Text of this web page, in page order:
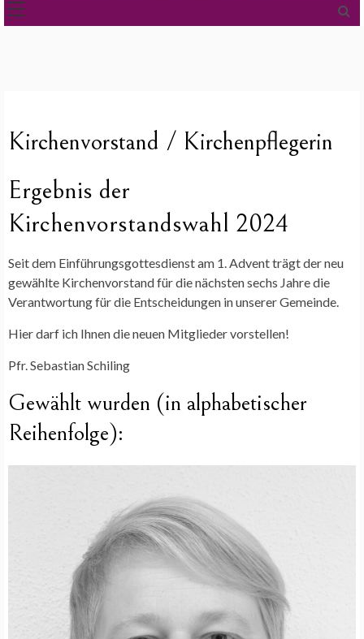
Kirchenvorstand / Kirchenpflegerin
Ergebnis der
Kirchenvorstandswahl 2024
Seit dem Einführungsgottesdienst am 1. Advent trägt der neu
gewählte Kirchenvorstand für die nächsten sechs Jahre die
Verantwortung für die Entscheidungen in unserer Gemeinde.
Hier darf ich Ihnen die neuen Mitglieder vorstellen!
Pfr. Sebastian Schiling
Gewählt wurden (in alphabetischer
Reihenfolge):